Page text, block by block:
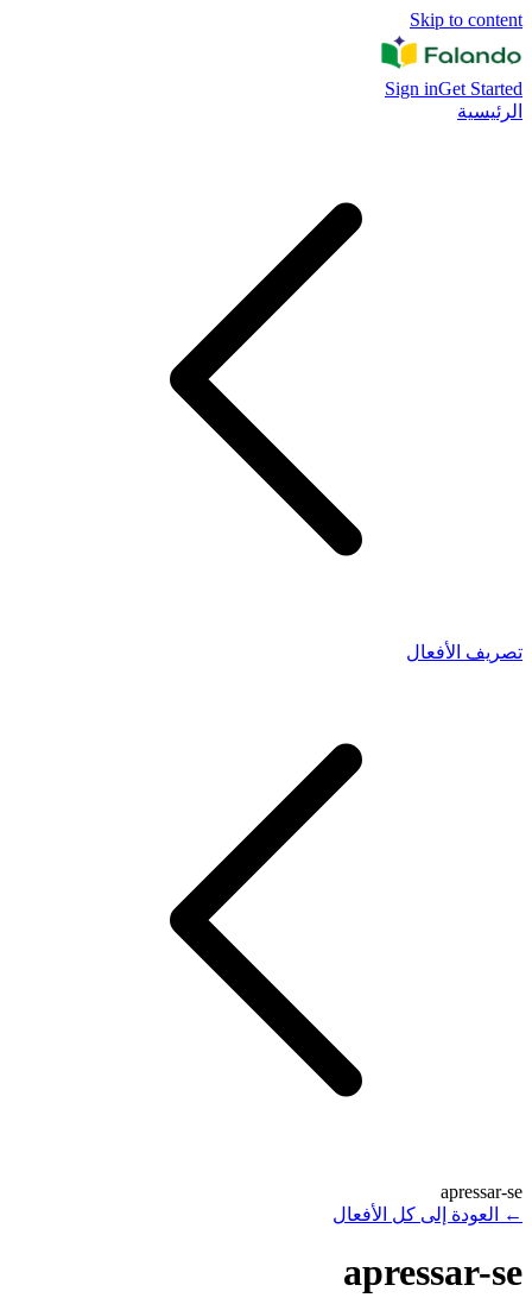
Skip to content
Sign inGet Started
الرئيسية
تصريف الأفعال
apressar-se
←
العودة إلى كل الأفعال
apressar-se